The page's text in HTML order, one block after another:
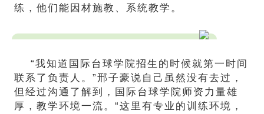
练，他们能因材施教、系统教学。
“我知道国际台球学院招生的时候就第一时间
联系了负责人。”邢子豪说自己虽然没有去过，
但经过沟通了解到，国际台球学院师资力量雄
厚，教学环境一流。“这里有专业的训练环境，